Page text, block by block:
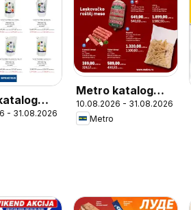
za
- 31.08.2026
Metro katalog
Roštilj meso i
pomfrit
10.08.2026 - 31.08.2026
Metro